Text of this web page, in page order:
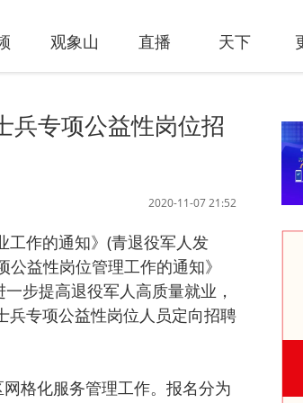
观象山 直播 天下
兵专项公益性岗位招
2020-11-07 21:52
工作的通知》(青退役军人发
公益性岗位管理工作的通知》
步提高退役军人高质量就业，
兵专项公益性岗位人员定向招聘
格化服务管理工作。报名分为